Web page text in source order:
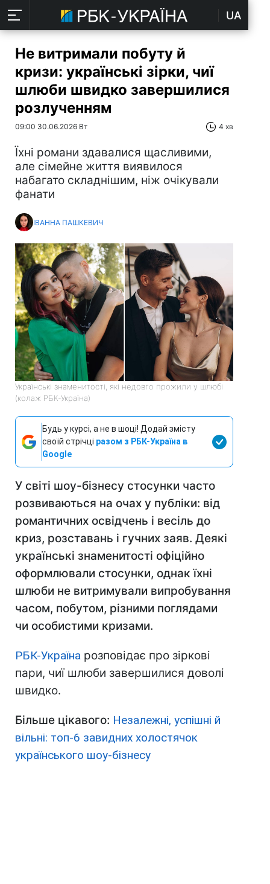
UA
Не витримали побуту й
кризи: українські зірки, чиї
шлюби швидко завершилися
розлученням
09:00 30.06.2026 Вт 4 хв
Їхні романи здавалися щасливими,
але сімейне життя виявилося
набагато складнішим, ніж очікували
фанати
ІВАННА ПАШКЕВИЧ
Українські знаменитості, які недовго прожили у шлюбі
(колаж РБК-Україна)
Будь у курсі, а не в шоці! Додай змісту
своїй стрічці разом з РБК-Україна в
Google
У світі шоу-бізнесу стосунки часто
розвиваються на очах у публіки: від
романтичних освідчень і весіль до
криз, розставань і гучних заяв. Деякі
українські знаменитості офіційно
оформлювали стосунки, однак їхні
шлюби не витримували випробування
часом, побутом, різними поглядами
чи особистими кризами.
РБК-Україна розповідає про зіркові
пари, чиї шлюби завершилися доволі
швидко.
Більше цікавого: Незалежні, успішні й
вільні: топ-6 завидних холостячок
українського шоу-бізнесу